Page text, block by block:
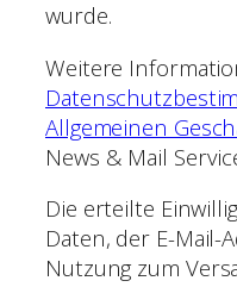
wurde.
Weitere
Allgemeinen
News & Mail
Die erteilte
Daten, der E-Mail-
Nutzung zum